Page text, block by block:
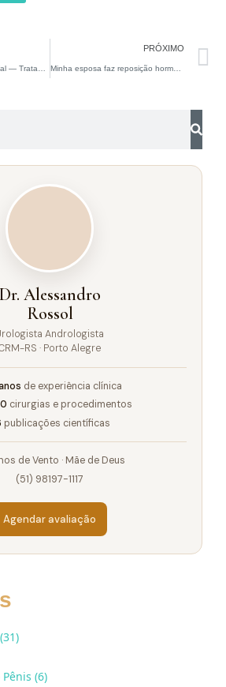
Esfíncter Urinário Artificial — Tratamento Cirúrgico da Incontinência Urinária Masculina
PRÓXIMO
Minha esposa faz reposição hormonal e está ótima. Posso fazer também?
Dr. Alessandro
Rossol
Andrologista
RS · Porto Alegre
de experiência clínica
cirurgias e procedimentos
publicações científicas
de Vento · Mãe de Deus
(51) 98197-1117
Agendar avaliação
(6)